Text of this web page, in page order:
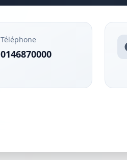
Téléphone
0146870000